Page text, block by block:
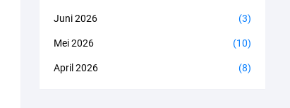
Juni 2026 (3)
Mei 2026 (10)
April 2026 (8)